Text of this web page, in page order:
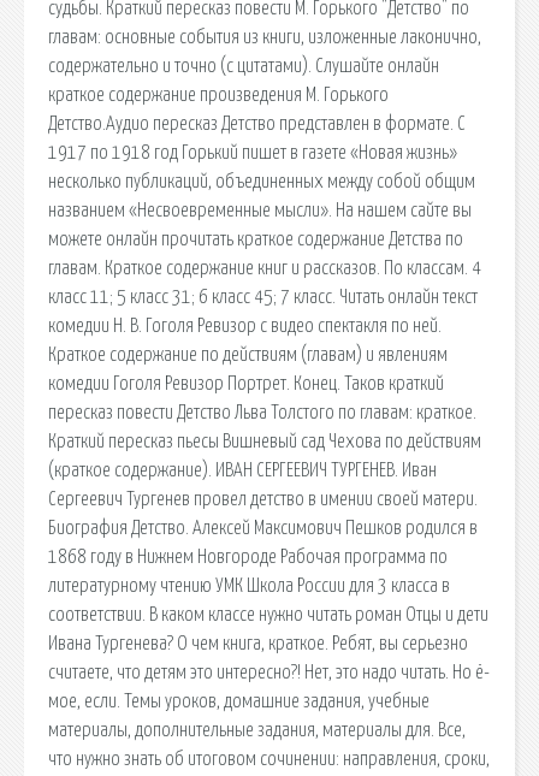
судьбы. Краткий пересказ повести М. Горького "Детство" по
главам: основные события из книги, изложенные лаконично,
содержательно и точно (с цитатами). Слушайте онлайн
краткое содержание произведения М. Горького
Детство.Аудио пересказ Детство представлен в формате. С
1917 по 1918 год Горький пишет в газете «Новая жизнь»
несколько публикаций, объединенных между собой общим
названием «Несвоевременные мысли». На нашем сайте вы
можете онлайн прочитать краткое содержание Детства по
главам. Краткое содержание книг и рассказов. По классам. 4
класс 11; 5 класс 31; 6 класс 45; 7 класс. Читать онлайн текст
комедии Н. В. Гоголя Ревизор с видео спектакля по ней.
Краткое содержание по действиям (главам) и явлениям
комедии Гоголя Ревизор Портрет. Конец. Таков краткий
пересказ повести Детство Льва Толстого по главам: краткое.
Краткий пересказ пьесы Вишневый сад Чехова по действиям
(краткое содержание). ИВАН СЕРГЕЕВИЧ ТУРГЕНЕВ. Иван
Сергеевич Тургенев провел детство в имении своей матери.
Биография Детство. Алексей Максимович Пешков родился в
1868 году в Нижнем Новгороде Рабочая программа по
литературному чтению УМК Школа России для 3 класса в
соответствии. В каком классе нужно читать роман Отцы и дети
Ивана Тургенева? О чем книга, краткое. Ребят, вы серьезно
считаете, что детям это интересно?! Нет, это надо читать. Но ё-
мое, если. Темы уроков, домашние задания, учебные
материалы, дополнительные задания, материалы для. Все,
что нужно знать об итоговом сочинении: направления, сроки,